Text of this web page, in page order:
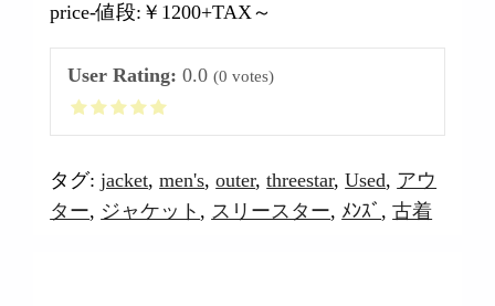
price-値段:￥1200+TAX～
User Rating:0.0 (0 votes)
タグ:jacket,men's,outer,threestar,Used, アウ
ター, ジャケット , スリースター, ﾒﾝｽﾞ ,古着